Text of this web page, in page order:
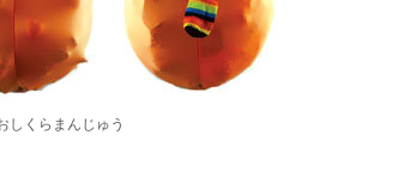
しくらまんじゅう